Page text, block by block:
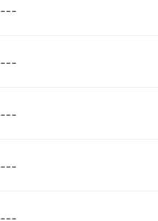
---
---
---
---